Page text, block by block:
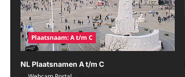
Plaatsnaam: A t/m C
NL Plaatsnamen A t/m C